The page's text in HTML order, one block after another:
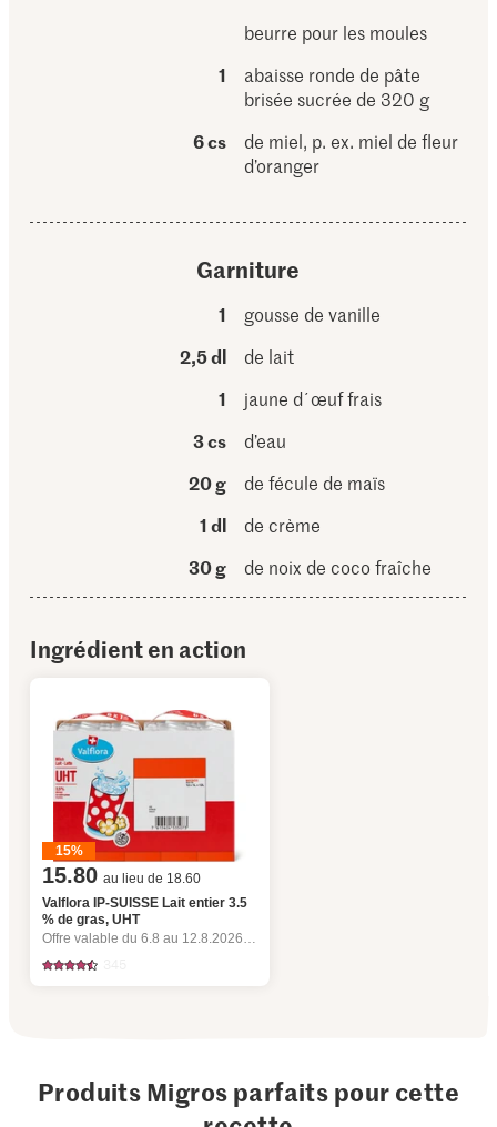
beurre pour les moules
1
abaisse ronde de pâte
brisée sucrée de 320 g
6 cs
de miel, p. ex. miel de fleur
d’oranger
Garniture
1
gousse de vanille
2,5 dl
de lait
1
jaune d´œuf frais
3 cs
d’eau
20 g
de fécule de maïs
1 dl
de crème
30 g
de noix de coco fraîche
Ingrédient en action
15%
15.80 au lieu de 18.60
Valflora IP-SUISSE Lait entier 3.5
% de gras, UHT
Offre valable du 6.8 au 12.8.2026, jusqu’à épuisement du stock.
Produits Migros parfaits pour cette